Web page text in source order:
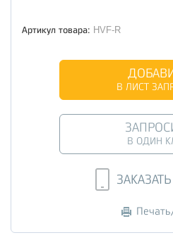
Артикул товара: HVF-R
В ЛИСТ
В ОДИН